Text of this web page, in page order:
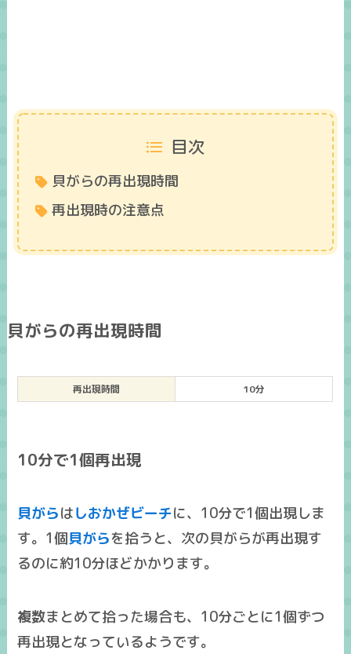
目次
貝がらの再出現時間
再出現時の注意点
貝がらの再出現時間
再出現時間 10分
10分で1個再出現
貝がらはしおかぜビーチに、 10分で1個出現しま
す。1個貝がらを拾うと、次の貝がらが再出現す
るのに約10分ほどかかります。
複数まとめて拾った場合も、10分ごとに1個ずつ
再出現となっているようです。